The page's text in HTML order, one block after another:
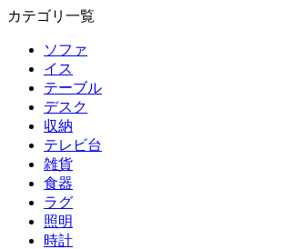
カテゴリ一覧
ソファ
イス
テーブル
デスク
収納
テレビ台
雑貨
食器
ラグ
照明
時計